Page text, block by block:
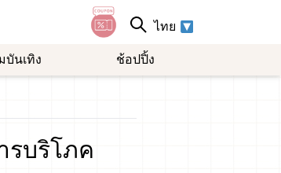
ไทย
บันเทิง ช้อปปิ้ง
รบริโภค